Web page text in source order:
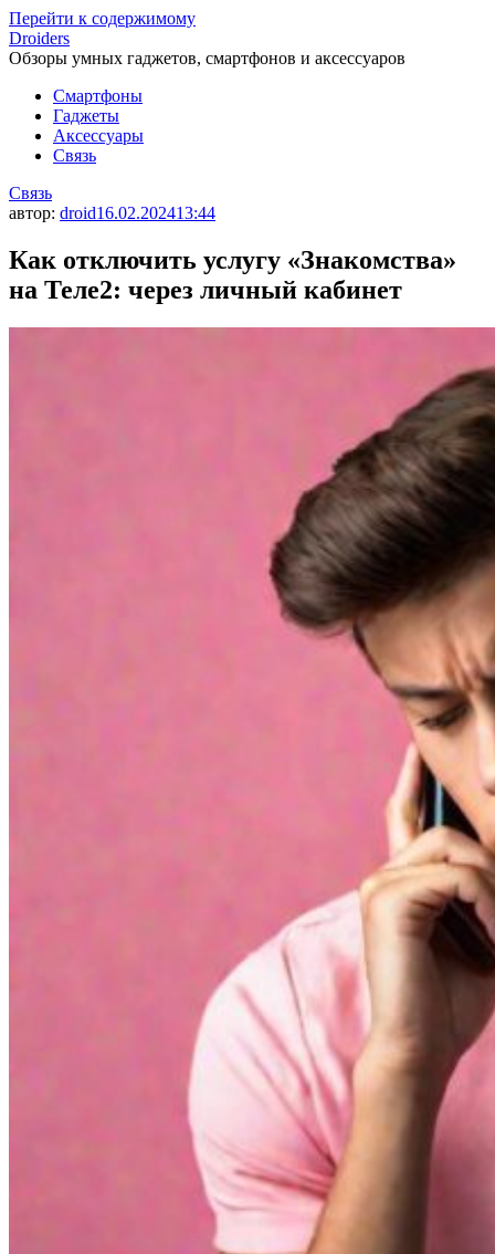
Перейти к содержимому
Droiders
Обзоры умных гаджетов, смартфонов и аксессуаров
Смартфоны
Гаджеты
Аксессуары
Связь
Связь
автор: droid16.02.202413:44
Как отключить услугу «Знакомства»
на Теле2: через личный кабинет